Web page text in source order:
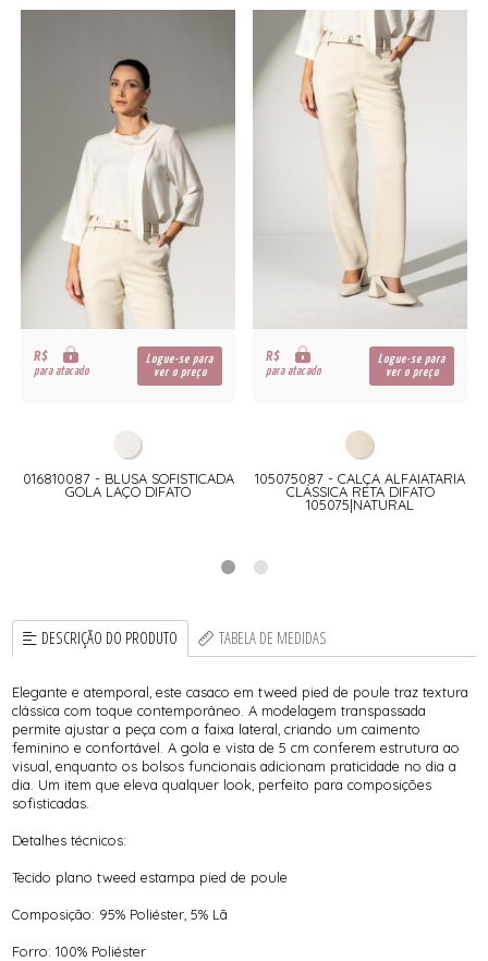
R$
para atacado
Logue-se para
ver o preço
016810087 - BLUSA SOFISTICADA
GOLA LAÇO DIFATO
R$
para atacado
Logue-se para
ver o preço
105075087 - CALÇA ALFAIATARIA
CLÁSSICA RETA DIFATO
105075|NATURAL
DESCRIÇÃO DO PRODUTO TABELA DE MEDIDAS
Elegante e atemporal, este casaco em tweed pied de poule traz textura
clássica com toque contemporâneo. A modelagem transpassada
permite ajustar a peça com a faixa lateral, criando um caimento
feminino e confortável. A gola e vista de 5 cm conferem estrutura ao
visual, enquanto os bolsos funcionais adicionam praticidade no dia a
dia. Um item que eleva qualquer look, perfeito para composições
sofisticadas.
Detalhes técnicos:
Tecido plano tweed estampa pied de poule
Composição: 95% Poliéster, 5% Lã
Forro: 100% Poliéster